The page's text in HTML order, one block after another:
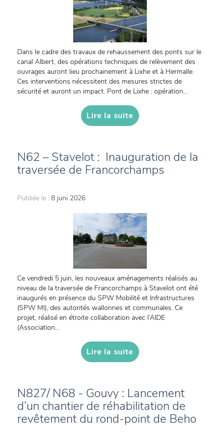
Dans le cadre des travaux de rehaussement des ponts sur le
canal Albert, des opérations techniques de relèvement des
ouvrages auront lieu prochainement à Lixhe et à Hermalle.
Ces interventions nécessitent des mesures strictes de
sécurité et auront un impact. Pont de Lixhe : opération...
Lire la suite
N62 – Stavelot : Inauguration de la
traversée de Francorchamps
Publiée le : 8 juni 2026
Ce vendredi 5 juin, les nouveaux aménagements réalisés au
niveau de la traversée de Francorchamps à Stavelot ont été
inaugurés en présence du SPW Mobilité et Infrastructures
(SPW MI), des autorités wallonnes et communales. Ce
projet, réalisé en étroite collaboration avec l’AIDE
(Association...
Lire la suite
N827/ N68 - Gouvy : Lancement
d’un chantier de réhabilitation de
revêtement du rond-point de Beho